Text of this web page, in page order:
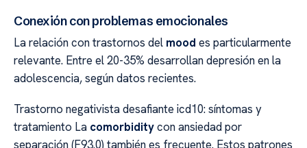
Conexión con problemas emocionales
La relación con trastornos del mood es particularmente
relevante. Entre el 20-35% desarrollan depresión en la
adolescencia, según datos recientes.
Trastorno negativista desafiante icd10: síntomas y
tratamiento La comorbiditycon ansiedad por
separación (F93.0) también es frecuente. Estos patrones